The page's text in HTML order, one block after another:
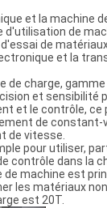
et la machine
d'utilisation de
de
et la
de charge,
et sensibilité
et le contrôle, ce
de constant-
de vitesse.
pour utiliser,
contrôle dans la
machine est
les matériaux
est 20T.